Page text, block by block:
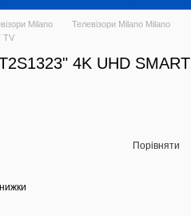
Milano
Телевізори Milano Milano
TV
4K UHD SMART
Порівняти